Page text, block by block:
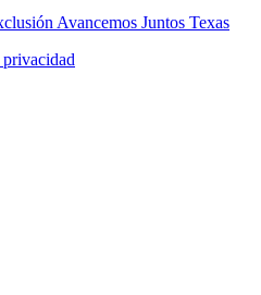
Avancemos Juntos Texas